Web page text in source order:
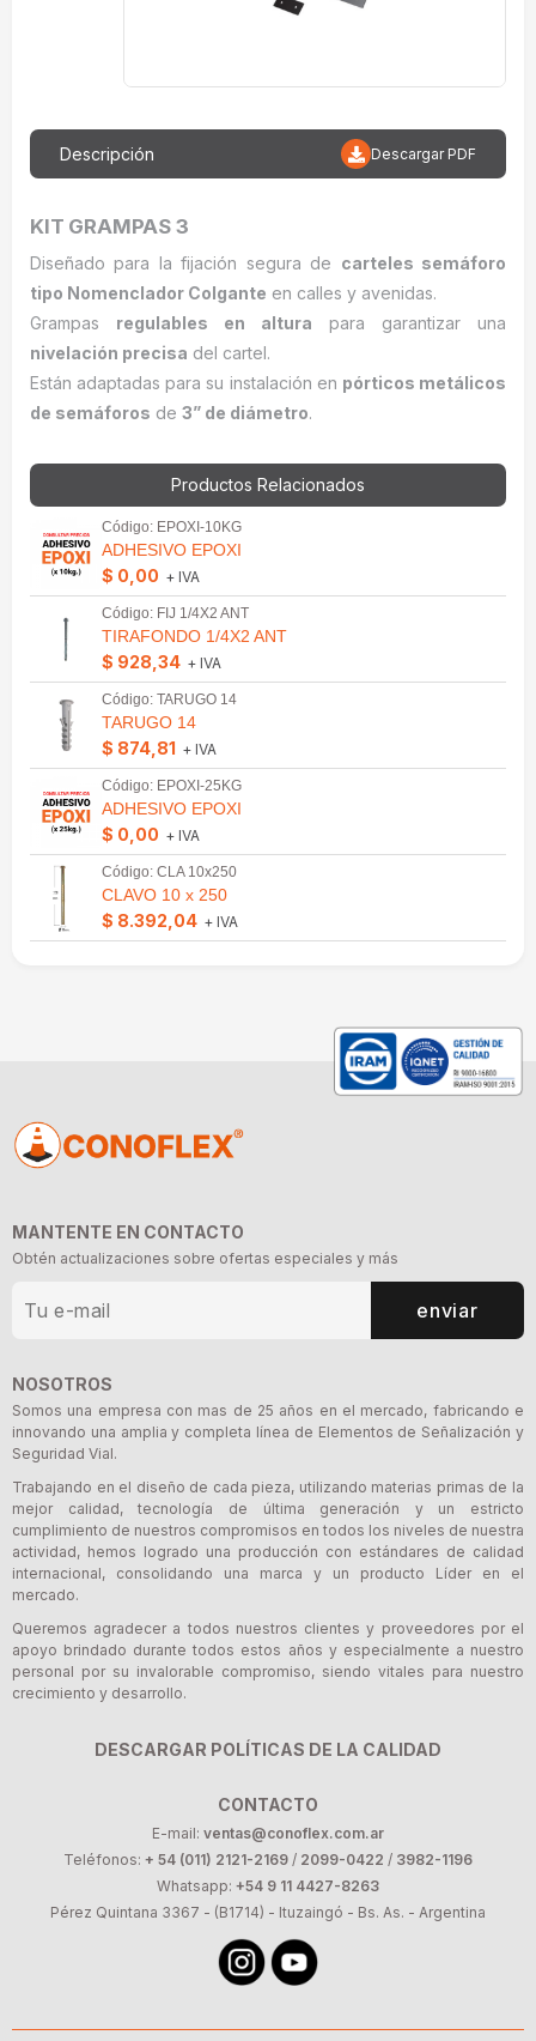
Descripción Descargar PDF
KIT GRAMPAS 3
Diseñado para la fijación segura de carteles semáforo
tipo Nomenclador Colgante en calles y avenidas.
Grampas regulables en altura para garantizar una
nivelación precisa del cartel.
Están adaptadas para su instalación en pórticos metálicos
de semáforos de 3” de diámetro.
Productos Relacionados
Código: EPOXI-10KG
ADHESIVO EPOXI
$ 0,00 + IVA
Código: FIJ 1/4X2 ANT
TIRAFONDO 1/4X2 ANT
$ 928,34 + IVA
Código: TARUGO 14
TARUGO 14
$ 874,81 + IVA
Código: EPOXI-25KG
ADHESIVO EPOXI
$ 0,00 + IVA
Código: CLA 10x250
CLAVO 10 x 250
$ 8.392,04 + IVA
MANTENTE EN CONTACTO
Obtén actualizaciones sobre ofertas especiales y más
enviar
NOSOTROS
Somos una empresa con mas de 25 años en el mercado, fabricando e
innovando una amplia y completa línea de Elementos de Señalización y
Seguridad Vial.
Trabajando en el diseño de cada pieza, utilizando materias primas de la
mejor calidad, tecnología de última generación y un estricto
cumplimiento de nuestros compromisos en todos los niveles de nuestra
actividad, hemos logrado una producción con estándares de calidad
internacional, consolidando una marca y un producto Líder en el
mercado.
Queremos agradecer a todos nuestros clientes y proveedores por el
apoyo brindado durante todos estos años y especialmente a nuestro
personal por su invalorable compromiso, siendo vitales para nuestro
crecimiento y desarrollo.
DESCARGAR POLÍTICAS DE LA CALIDAD
CONTACTO
E-mail: ventas@conoflex.com.ar
Teléfonos: + 54 (011) 2121-2169 / 2099-0422 / 3982-1196
Whatsapp: +54 9 11 4427-8263
Pérez Quintana 3367 - (B1714) - Ituzaingó - Bs. As. - Argentina